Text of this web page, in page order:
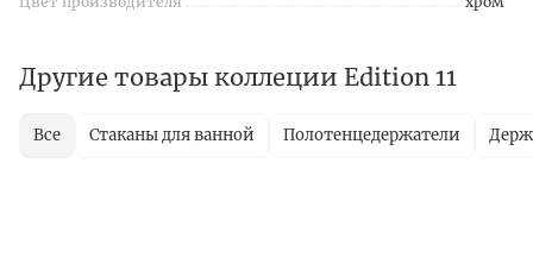
Другие товары коллеции Edition 11
Все Стаканы для ванной Полотенцедержатели